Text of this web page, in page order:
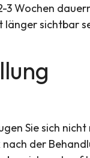
Wochen
länger sichtbar
Sie sich nicht
nach der